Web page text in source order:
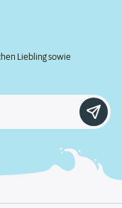
Liebling sowie